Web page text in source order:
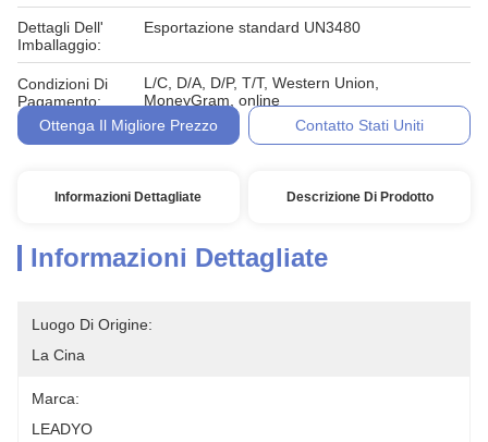
Dettagli Dell'
Imballaggio:
Esportazione standard UN3480
Condizioni Di
Pagamento:
L/C, D/A, D/P, T/T, Western Union,
MoneyGram, online
Ottenga Il Migliore Prezzo
Contatto Stati Uniti
Informazioni Dettagliate Descrizione Di Prodotto
Informazioni Dettagliate
Luogo Di Origine:
La Cina
Marca:
LEADYO